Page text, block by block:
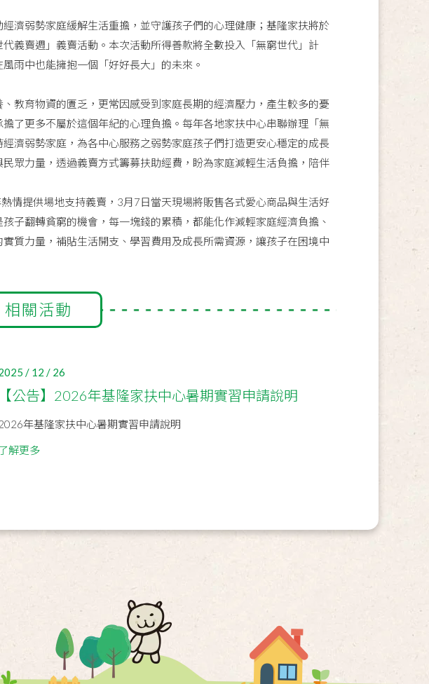
弱勢家庭緩解生活重擔，並守護孩子們的心理健康；基隆家扶將於
義賣週」義賣活動。本次活動所得善款將全數投入「無窮世代」計
雨中也能擁抱一個「好好長大」的未來。
教育物資的匱乏，更常因感受到家庭長期的經濟壓力，產生較多的憂
了更多不屬於這個年紀的心理負擔。每年各地家扶中心串聯辦理「無
濟弱勢家庭，為各中心服務之弱勢家庭孩子們打造更安心穩定的成長
眾力量，透過義賣方式籌募扶助經費，盼為家庭減輕生活負擔，陪伴
情提供場地支持義賣，3月7日當天現場將販售各式愛心商品與生活好
子翻轉貧窮的機會，每一塊錢的累積，都能化作減輕家庭經濟負擔、
質力量，補貼生活開支、學習費用及成長所需資源，讓孩子在困境中
相關活動
/ 12 / 26
【公告】2026年基隆家扶中心暑期實習申請說明
年基隆家扶中心暑期實習申請說明
解更多